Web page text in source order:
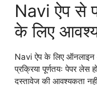
Navi ऐप से
के लिए
Navi ऐप के लिए
प्रक्रिया पूर्णतयः पेपर लेस
दस्तावेज की आवश्यकता